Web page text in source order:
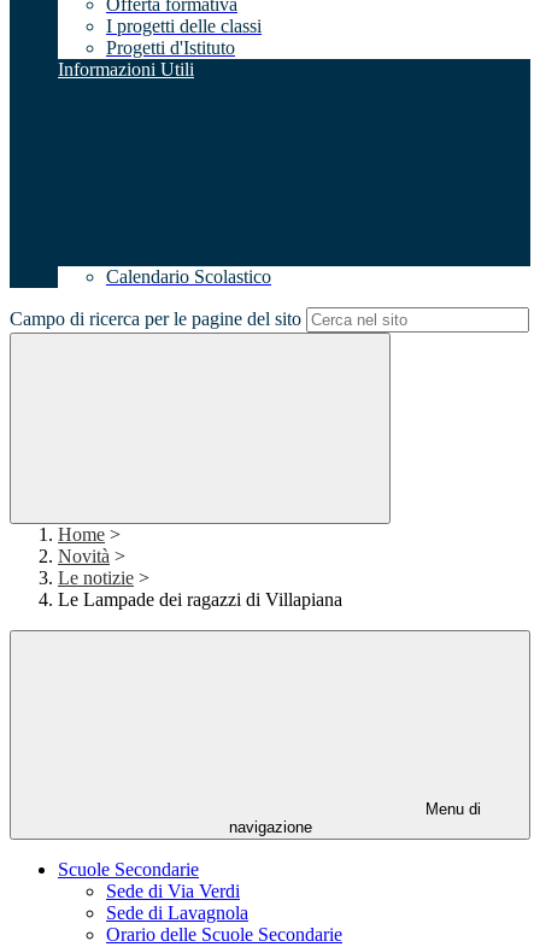
Offerta formativa
I progetti delle classi
Progetti d'Istituto
Informazioni Utili
Calendario Scolastico
Campo di ricerca per le pagine del sito
Home >
Novità >
Le notizie >
Le Lampade dei ragazzi di Villapiana
Menu di
navigazione
Scuole Secondarie
Sede di Via Verdi
Sede di Lavagnola
Orario delle Scuole Secondarie